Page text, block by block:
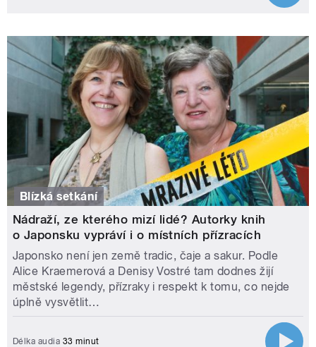
Blízká setkání
Nádraží, ze kterého mizí lidé? Autorky knih
o Japonsku vypráví i o místních přízracích
Japonsko není jen země tradic, čaje a sakur. Podle
Alice Kraemerová a Denisy Vostré tam dodnes žijí
městské legendy, přízraky i respekt k tomu, co nejde
úplně vysvětlit…
Délka audia 33 minut